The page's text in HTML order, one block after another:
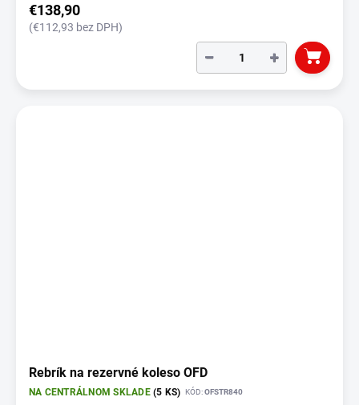
€138,90
(€112,93 bez DPH)
+
−
Rebrík na rezervné koleso OFD
NA CENTRÁLNOM SKLADE(5 KS) KÓD:OFSTR840